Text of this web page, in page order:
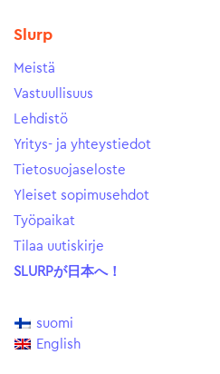
Slurp
Meistä
Vastuullisuus
Lehdistö
Yritys- ja yhteystiedot
Tietosuojaseloste
Yleiset sopimusehdot
Työpaikat
Tilaa uutiskirje
SLURPが日本へ！
suomi
English